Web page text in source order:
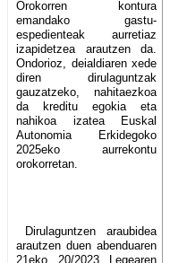
Orokorren kontura
emandako gastu-
espedienteak aurretiaz
izapidetzea arautzen da.
Ondorioz, deialdiaren xede
diren dirulaguntzak
gauzatzeko, nahitaezkoa
da kreditu egokia eta
nahikoa izatea Euskal
Autonomia Erkidegoko
2025eko aurrekontu
orokorretan.
Dirulaguntzen araubidea
arautzen duen abenduaren
21eko 20/2023 Legearen